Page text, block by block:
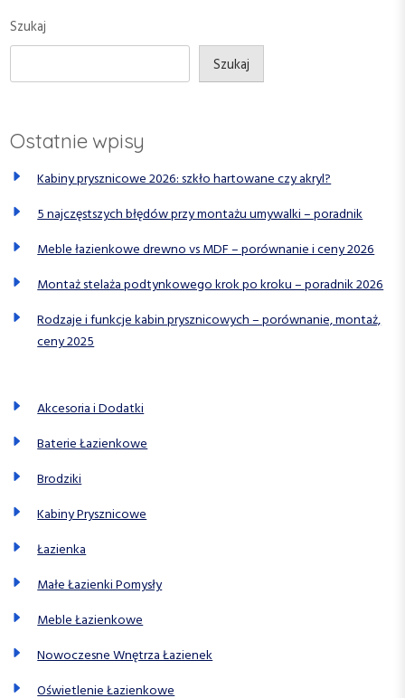
Szukaj
Szukaj
Ostatnie wpisy
Kabiny prysznicowe 2026: szkło hartowane czy akryl?
5 najczęstszych błędów przy montażu umywalki – poradnik
Meble łazienkowe drewno vs MDF – porównanie i ceny 2026
Montaż stelaża podtynkowego krok po kroku – poradnik 2026
Rodzaje i funkcje kabin prysznicowych – porównanie, montaż,
ceny 2025
Akcesoria i Dodatki
Baterie Łazienkowe
Brodziki
Kabiny Prysznicowe
Łazienka
Małe Łazienki Pomysły
Meble Łazienkowe
Nowoczesne Wnętrza Łazienek
Oświetlenie Łazienkowe